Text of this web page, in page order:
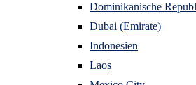
Dominikanische
Dubai (Emirate)
Indonesien
Laos